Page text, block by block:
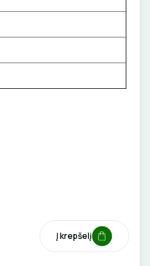
GRĄŽTAI
Į krepšelį